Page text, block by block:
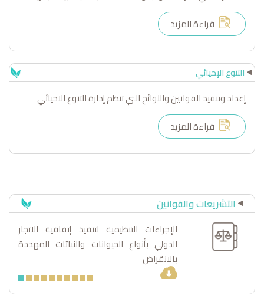
قراءة المزيد
التنوع الإحيائي
إعداد وتنفيذ القوانين واللوائح التي تنظم إدارة التنوع الاحيائي
قراءة المزيد
التشريعات والقوانين
الإجراءات التنظيمية لتنفيذ إتفاقية الاتجار
الدولي بأنواع الحيوانات والنباتات المهددة
بالانقراض